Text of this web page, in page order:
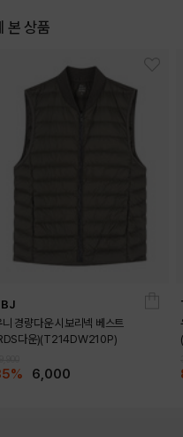
본 상품
니 경량다운 시보리넥 베스트
다운)(T214DW210P)
6,000